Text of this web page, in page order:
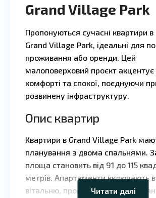
Grand Village Park
Пропонуються сучасні квартири
Grand Village Park, ідеальні для
проживання або оренди. Цей
малоповерховий проєкт акцентує
комфорті та спокої, поєднуючи
розвинену інфраструктуру.
Опис квартир
Квартири в Grand Village Park
планування з двома спальнями.
площа становить від 91 до 115
метрів. Апартаменти включають
вітальню, просторі тераси або
Читати далі